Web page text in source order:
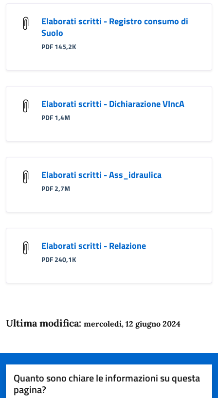
Elaborati scritti - Registro consumo di
Suolo
PDF 145,2K
Elaborati scritti - Dichiarazione VIncA
PDF 1,4M
Elaborati scritti - Ass_idraulica
PDF 2,7M
Elaborati scritti - Relazione
PDF 240,1K
Ultima modifica: mercoledì, 12 giugno 2024
Quanto sono chiare le informazioni su questa
pagina?